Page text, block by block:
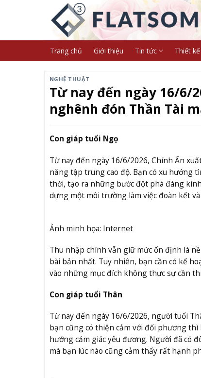
Trang chủ Giới thiệu Tin tức Thiết
NGHỆ THUẬT
Từ nay đến ngày 16/6/
nghênh đón Thần Tài
Con giáp tuổi Ngọ
Từ nay đến ngày 16/6/2026, Chính Ấn
năng tập trung cao độ. Bạn có xu hướng
thời, tạo ra những bước đột phá đáng
dựng một môi trường làm việc đoàn kết
Ảnh minh họa: Internet
Thu nhập chính vẫn giữ mức ổn định là
bài bản nhất. Tuy nhiên, bạn cần có kế
vào những mục đích không thực sự cần
Con giáp tuổi Thân
Từ nay đến ngày 16/6/2026, người tuổi
bạn cũng có thiện cảm với đối phương
hưởng cảm giác yêu đương. Người đã có
mà bạn lúc nào cũng cảm thấy rất hạnh